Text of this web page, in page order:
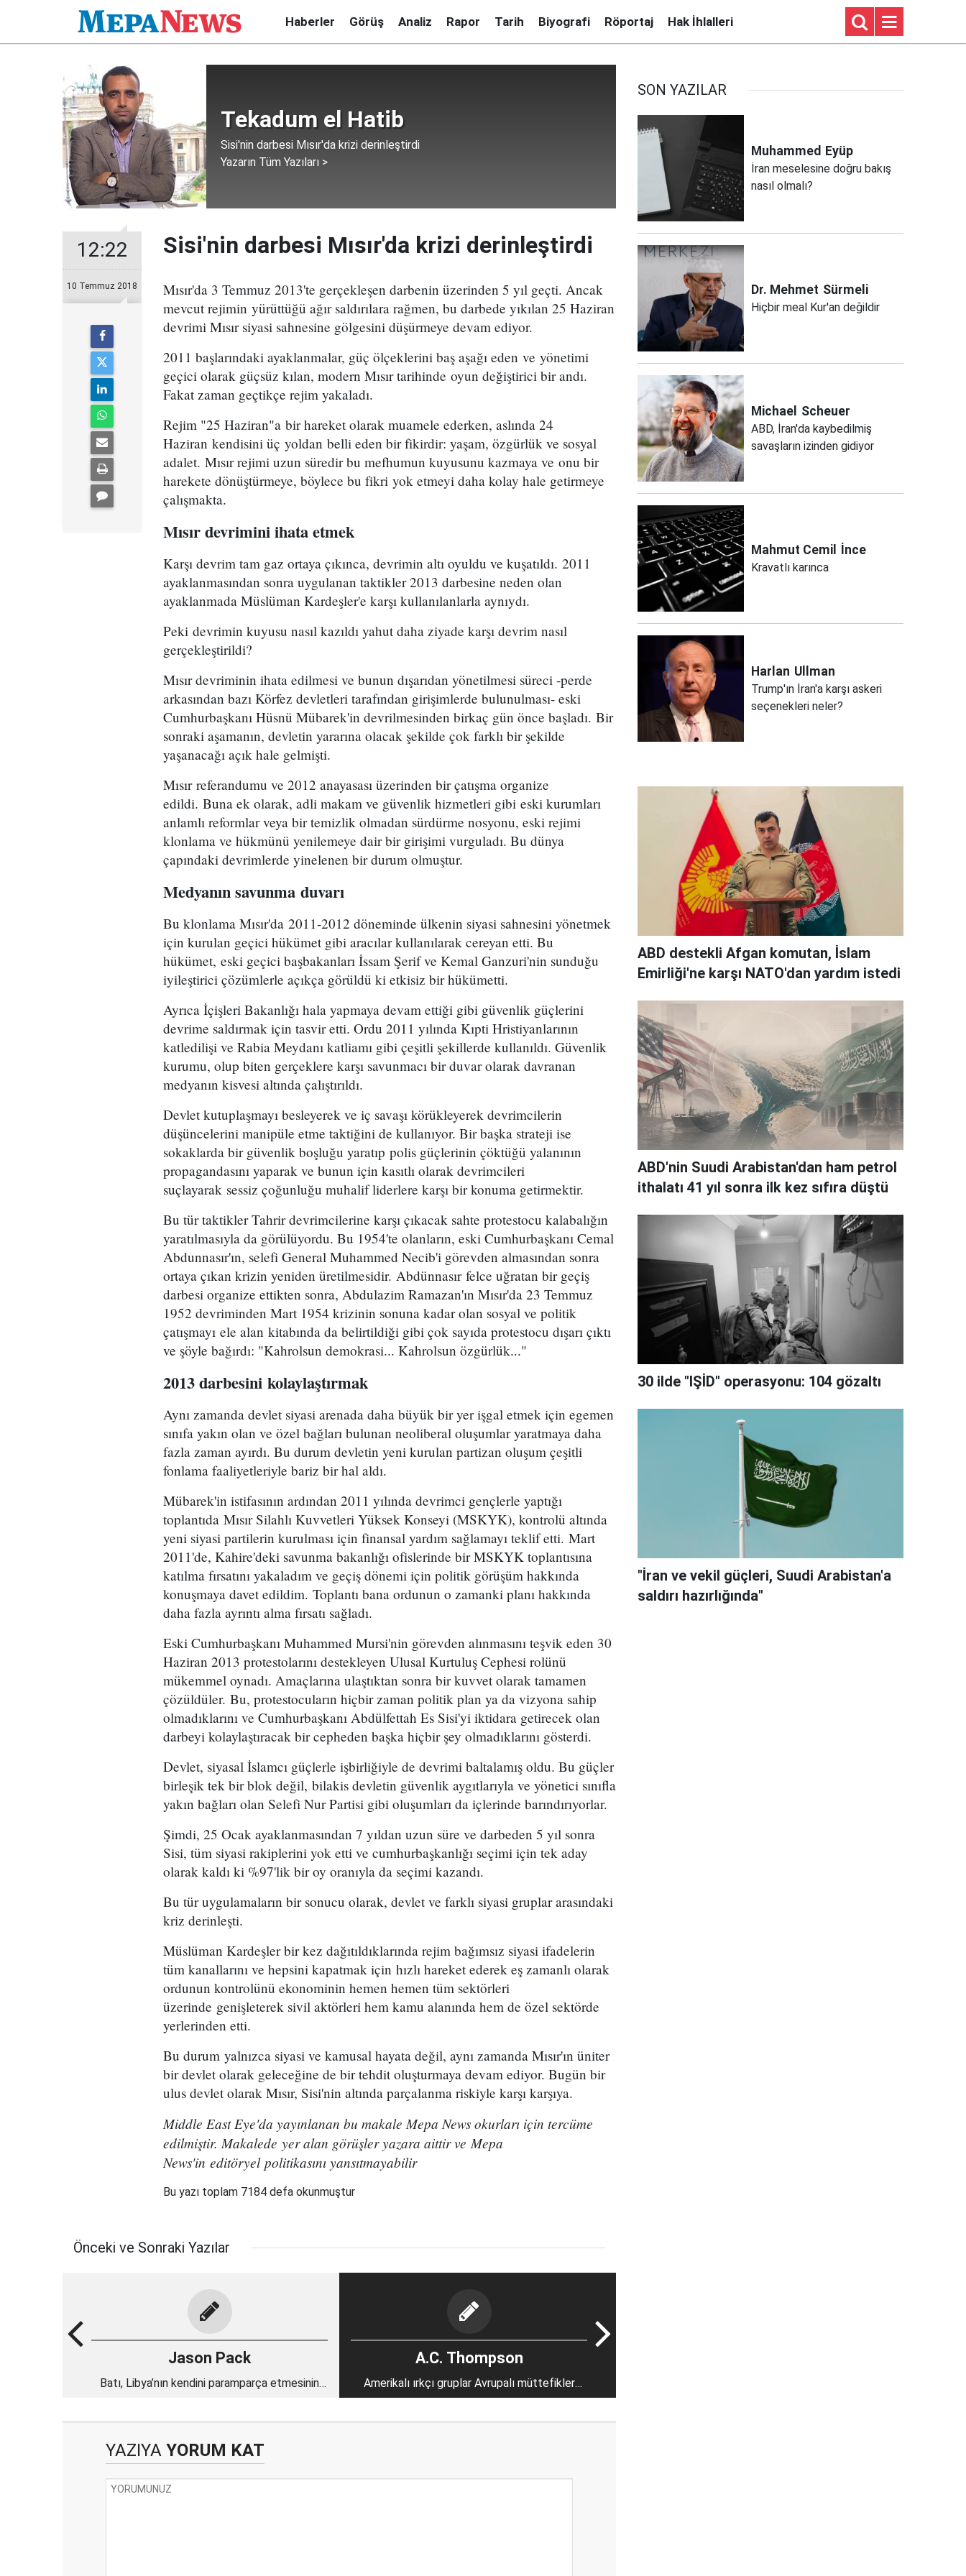
Haberler Görüş Analiz Rapor Tarih Biyografi Röportaj Hak İhlalleri
Tekadum el Hatib
Sisi'nin darbesi Mısır'da krizi derinleştirdi
Yazarın Tüm Yazıları >
12:22
10 Temmuz 2018
Sisi'nin darbesi Mısır'da krizi derinleştirdi
Mısır'da 3 Temmuz 2013'te gerçekleşen darbenin üzerinden 5 yıl geçti. Ancak
mevcut rejimin yürüttüğü ağır saldırılara rağmen, bu darbede yıkılan 25 Haziran
devrimi Mısır siyasi sahnesine gölgesini düşürmeye devam ediyor.
2011 başlarındaki ayaklanmalar, güç ölçeklerini baş aşağı eden ve yönetimi
geçici olarak güçsüz kılan, modern Mısır tarihinde oyun değiştirici bir andı.
Fakat zaman geçtikçe rejim yakaladı.
Rejim "25 Haziran"a bir hareket olarak muamele ederken, aslında 24
Haziran kendisini üç yoldan belli eden bir fikirdir: yaşam, özgürlük ve sosyal
adalet. Mısır rejimi uzun süredir bu mefhumun kuyusunu kazmaya ve onu bir
harekete dönüştürmeye, böylece bu fikri yok etmeyi daha kolay hale getirmeye
çalışmakta.
Mısır devrimini ihata etmek
Karşı devrim tam gaz ortaya çıkınca, devrimin altı oyuldu ve kuşatıldı. 2011
ayaklanmasından sonra uygulanan taktikler 2013 darbesine neden olan
ayaklanmada Müslüman Kardeşler'e karşı kullanılanlarla aynıydı.
Peki devrimin kuyusu nasıl kazıldı yahut daha ziyade karşı devrim nasıl
gerçekleştirildi?
Mısır devriminin ihata edilmesi ve bunun dışarıdan yönetilmesi süreci -perde
arkasından bazı Körfez devletleri tarafından girişimlerde bulunulması- eski
Cumhurbaşkanı Hüsnü Mübarek'in devrilmesinden birkaç gün önce başladı. Bir
sonraki aşamanın, devletin yararına olacak şekilde çok farklı bir şekilde
yaşanacağı açık hale gelmişti.
Mısır referandumu ve 2012 anayasası üzerinden bir çatışma organize
edildi. Buna ek olarak, adli makam ve güvenlik hizmetleri gibi eski kurumları
anlamlı reformlar veya bir temizlik olmadan sürdürme nosyonu, eski rejimi
klonlama ve hükmünü yenilemeye dair bir girişimi vurguladı. Bu dünya
çapındaki devrimlerde yinelenen bir durum olmuştur.
Medyanın savunma duvarı
Bu klonlama Mısır'da 2011-2012 döneminde ülkenin siyasi sahnesini yönetmek
için kurulan geçici hükümet gibi aracılar kullanılarak cereyan etti. Bu
hükümet, eski geçici başbakanları İssam Şerif ve Kemal Ganzuri'nin sunduğu
iyileştirici çözümlerle açıkça görüldü ki etkisiz bir hükümetti.
Ayrıca İçişleri Bakanlığı hala yapmaya devam ettiği gibi güvenlik güçlerini
devrime saldırmak için tasvir etti. Ordu 2011 yılında Kıpti Hristiyanlarının
katledilişi ve Rabia Meydanı katliamı gibi çeşitli şekillerde kullanıldı. Güvenlik
kurumu, olup biten gerçeklere karşı savunmacı bir duvar olarak davranan
medyanın kisvesi altında çalıştırıldı.
Devlet kutuplaşmayı besleyerek ve iç savaşı körükleyerek devrimcilerin
düşüncelerini manipüle etme taktiğini de kullanıyor. Bir başka strateji ise
sokaklarda bir güvenlik boşluğu yaratıp polis güçlerinin çöktüğü yalanının
propagandasını yaparak ve bunun için kasıtlı olarak devrimcileri
suçlayarak sessiz çoğunluğu muhalif liderlere karşı bir konuma getirmektir.
Bu tür taktikler Tahrir devrimcilerine karşı çıkacak sahte protestocu kalabalığın
yaratılmasıyla da görülüyordu. Bu 1954'te olanların, eski Cumhurbaşkanı Cemal
Abdunnasır'ın, selefi General Muhammed Necib'i görevden almasından sonra
ortaya çıkan krizin yeniden üretilmesidir. Abdünnasır felce uğratan bir geçiş
darbesi organize ettikten sonra, Abdulazim Ramazan'ın Mısır'da 23 Temmuz
1952 devriminden Mart 1954 krizinin sonuna kadar olan sosyal ve politik
çatışmayı ele alan kitabında da belirtildiği gibi çok sayıda protestocu dışarı çıktı
ve şöyle bağırdı: "Kahrolsun demokrasi... Kahrolsun özgürlük..."
2013 darbesini kolaylaştırmak
Aynı zamanda devlet siyasi arenada daha büyük bir yer işgal etmek için egemen
sınıfa yakın olan ve özel bağları bulunan neoliberal oluşumlar yaratmaya daha
fazla zaman ayırdı. Bu durum devletin yeni kurulan partizan oluşum çeşitli
fonlama faaliyetleriyle bariz bir hal aldı.
Mübarek'in istifasının ardından 2011 yılında devrimci gençlerle yaptığı
toplantıda Mısır Silahlı Kuvvetleri Yüksek Konseyi (MSKYK), kontrolü altında
yeni siyasi partilerin kurulması için finansal yardım sağlamayı teklif etti. Mart
2011'de, Kahire'deki savunma bakanlığı ofislerinde bir MSKYK toplantısına
katılma fırsatını yakaladım ve geçiş dönemi için politik görüşüm hakkında
konuşmaya davet edildim. Toplantı bana ordunun o zamanki planı hakkında
daha fazla ayrıntı alma fırsatı sağladı.
Eski Cumhurbaşkanı Muhammed Mursi'nin görevden alınmasını teşvik eden 30
Haziran 2013 protestolarını destekleyen Ulusal Kurtuluş Cephesi rolünü
mükemmel oynadı. Amaçlarına ulaştıktan sonra bir kuvvet olarak tamamen
çözüldüler. Bu, protestocuların hiçbir zaman politik plan ya da vizyona sahip
olmadıklarını ve Cumhurbaşkanı Abdülfettah Es Sisi'yi iktidara getirecek olan
darbeyi kolaylaştıracak bir cepheden başka hiçbir şey olmadıklarını gösterdi.
Devlet, siyasal İslamcı güçlerle işbirliğiyle de devrimi baltalamış oldu. Bu güçler
birleşik tek bir blok değil, bilakis devletin güvenlik aygıtlarıyla ve yönetici sınıfla
yakın bağları olan Selefi Nur Partisi gibi oluşumları da içlerinde barındırıyorlar.
Şimdi, 25 Ocak ayaklanmasından 7 yıldan uzun süre ve darbeden 5 yıl sonra
Sisi, tüm siyasi rakiplerini yok etti ve cumhurbaşkanlığı seçimi için tek aday
olarak kaldı ki %97'lik bir oy oranıyla da seçimi kazandı.
Bu tür uygulamaların bir sonucu olarak, devlet ve farklı siyasi gruplar arasındaki
kriz derinleşti.
Müslüman Kardeşler bir kez dağıtıldıklarında rejim bağımsız siyasi ifadelerin
tüm kanallarını ve hepsini kapatmak için hızlı hareket ederek eş zamanlı olarak
ordunun kontrolünü ekonominin hemen hemen tüm sektörleri
üzerinde genişleterek sivil aktörleri hem kamu alanında hem de özel sektörde
yerlerinden etti.
Bu durum yalnızca siyasi ve kamusal hayata değil, aynı zamanda Mısır'ın üniter
bir devlet olarak geleceğine de bir tehdit oluşturmaya devam ediyor. Bugün bir
ulus devlet olarak Mısır, Sisi'nin altında parçalanma riskiyle karşı karşıya.
Middle East Eye'da yayınlanan bu makale Mepa News okurları için tercüme
edilmiştir. Makalede yer alan görüşler yazara aittir ve Mepa
News'in editöryel politikasını yansıtmayabilir
Bu yazı toplam 7184 defa okunmuştur
Önceki ve Sonraki Yazılar
Jason Pack
Batı, Libya’nın kendini paramparça etmesinin
A.C. Thompson
Amerikalı ırkçı gruplar Avrupalı müttefikler
ediniyor
YAZIYA YORUM KAT
SON YAZILAR
Muhammed Eyüp
İran meselesine doğru bakış
nasıl olmalı?
Dr. Mehmet Sürmeli
Hiçbir meal Kur'an değildir
Michael Scheuer
ABD, İran'da kaybedilmiş
savaşların izinden gidiyor
Mahmut Cemil İnce
Kravatlı karınca
Harlan Ullman
Trump'ın İran'a karşı askeri
seçenekleri neler?
ABD destekli Afgan komutan, İslam
Emirliği'ne karşı NATO'dan yardım istedi
ABD'nin Suudi Arabistan'dan ham petrol
ithalatı 41 yıl sonra ilk kez sıfıra düştü
30 ilde "IŞİD" operasyonu: 104 gözaltı
"İran ve vekil güçleri, Suudi Arabistan'a
saldırı hazırlığında"